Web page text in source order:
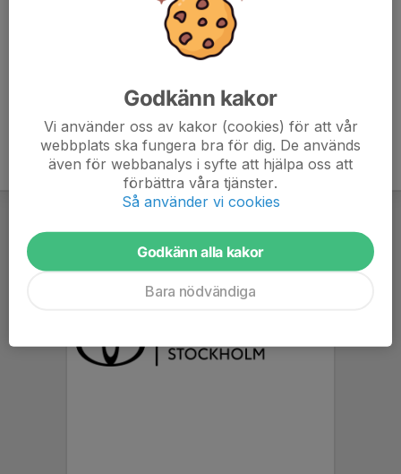
Godkänn kakor
Vi använder oss av kakor (cookies) för att vår
webbplats ska fungera bra för dig. De används
även för webbanalys i syfte att hjälpa oss att
förbättra våra tjänster.
Så använder vi cookies
Godkänn alla kakor
Bara nödvändiga